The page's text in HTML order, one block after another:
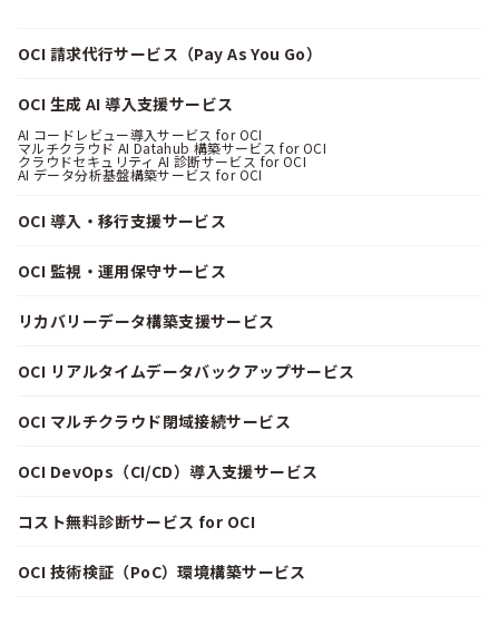
OCI 請求代行サービス（Pay As You Go）
OCI 生成 AI 導入支援サービス
AI コードレビュー導入サービス for OCI
マルチクラウド AI Datahub 構築サービス for OCI
クラウドセキュリティ AI 診断サービス for OCI
AI データ分析基盤構築サービス for OCI
OCI 導入・移行支援サービス
OCI 監視・運用保守サービス
リカバリーデータ構築支援サービス
OCI リアルタイムデータバックアップサービス
OCI マルチクラウド閉域接続サービス
OCI DevOps（CI/CD）導入支援サービス
コスト無料診断サービス for OCI
OCI 技術検証（PoC）環境構築サービス